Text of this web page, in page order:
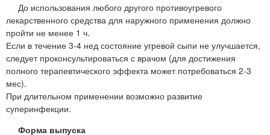
До использования любого другого противоугревого
лекарственного средства для наружного применения должно
пройти не менее 1 ч.
Если в течение 3-4 нед состояние угревой сыпи не улучшается,
следует проконсультироваться с врачом (для достижения
полного терапевтического эффекта может потребоваться 2-3
мес).
При длительном применении возможно развитие
суперинфекции.
Форма выпуска